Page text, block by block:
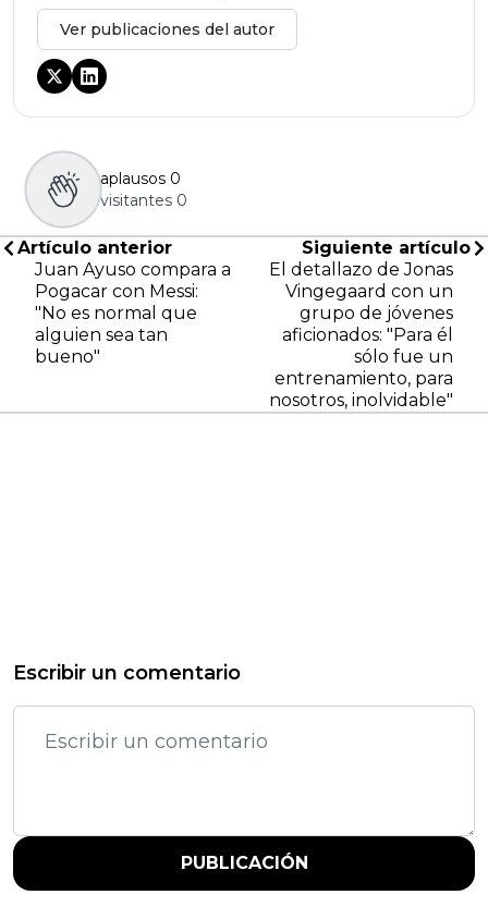
Ver publicaciones del autor
aplausos 0
visitantes 0
Artículo anterior
Juan Ayuso compara a
Pogacar con Messi:
"No es normal que
alguien sea tan
bueno"
Siguiente artículo
El detallazo de Jonas
Vingegaard con un
grupo de jóvenes
aficionados: "Para él
sólo fue un
entrenamiento, para
nosotros, inolvidable"
Escribir un comentario
PUBLICACIÓN